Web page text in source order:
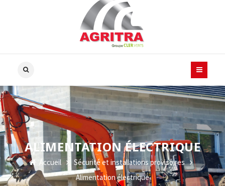
ALIMENTATION ÉLECTRIQUE
Accueil
Sécurité et installations provisoires
Alimentation électrique